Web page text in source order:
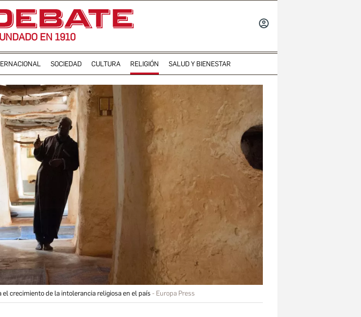
EN 1910
SOCIEDAD CULTURA RELIGIÓN SALUD Y BIENESTAR
crecimiento de la intolerancia religiosa en el país Europa Press